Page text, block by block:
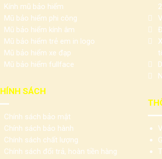
Kính mũ bảo hiểm
Mũ bảo hiểm phi công
Mũ bảo hiểm kính âm
Mũ bảo hiểm trẻ em in logo
Mũ bảo hiểm xe đạp
Mũ bảo hiểm fullface
SÁCH
Chính sách bảo mật
Chính sách bảo hành
Chính sách chất lượng
Chính sách đổi trả, hoàn tiền hàng